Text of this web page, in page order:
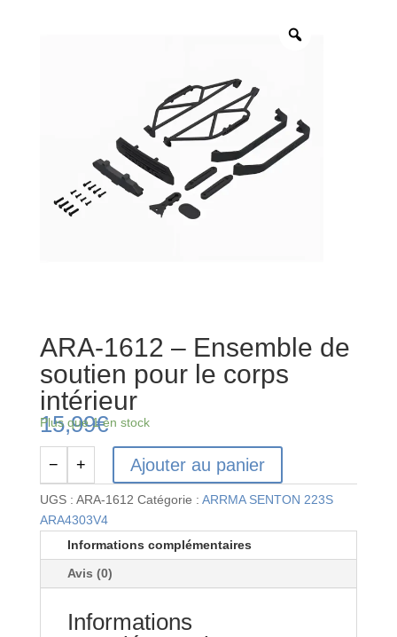
ARA-1612 – Ensemble de
soutien pour le corps
intérieur
15,99€
Plus que 1 en stock
quantité
de
ARA-
1612
Ensemble
soutien
− + Ajouter au panier
UGS : ARA-1612 Catégorie : ARRMA SENTON 223S
ARA4303V4
Informations complémentaires
Avis (0)
Informations